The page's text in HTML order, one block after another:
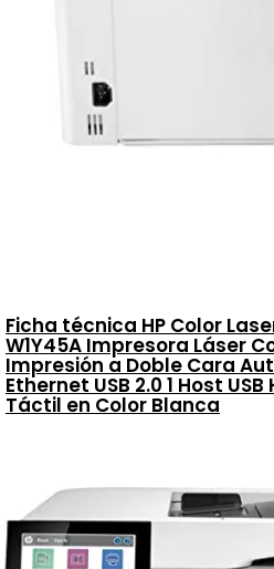
Ficha técnica HP Color
W1Y45A Impresora Láser
Impresión a Doble Cara
Ethernet USB 2.0 1 Host
Táctil en Color Blanca